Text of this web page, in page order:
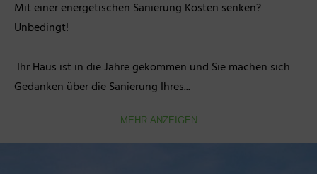
Mit einer energetischen Sanierung Kosten senken?
Unbedingt!
Gedanken über die Sanierung Ihres...
MEHR ANZEIGEN